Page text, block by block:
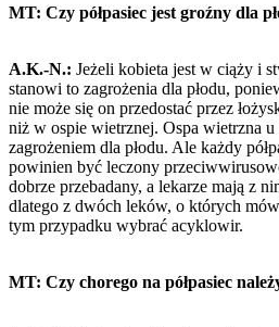
MT: Czy półpasiec jest groźny dla
A.K.-N.: Jeżeli kobieta jest w ciąży i
stanowi to zagrożenia dla płodu,
nie może się on przedostać przez
niż w ospie wietrznej. Ospa wietrzna
zagrożeniem dla płodu. Ale każdy
powinien być leczony
dobrze przebadany, a lekarze mają z
dlatego z dwóch leków, o których
tym przypadku wybrać acyklowir.
MT: Czy chorego na półpasiec